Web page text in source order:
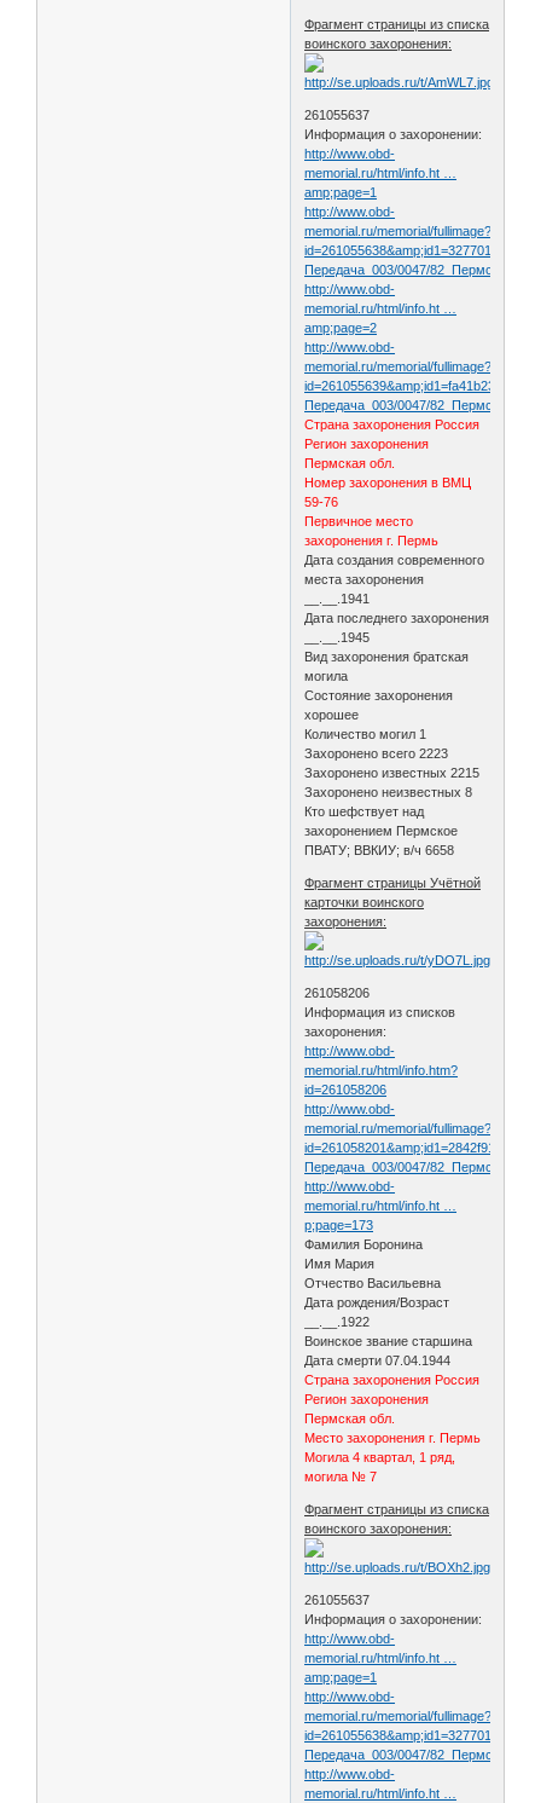
Фрагмент страницы из списка
воинского захоронения:
261055637
Информация о захоронении:
http://www.obd-
memorial.ru/html/info.ht …
amp;page=1
http://www.obd-
memorial.ru/memorial/fullimage?
Передача_003/0047/
http://www.obd-
memorial.ru/html/info.ht …
amp;page=2
http://www.obd-
memorial.ru/memorial/fullimage?
Передача_003/0047/
Страна захоронения Россия
Регион захоронения
Пермская обл.
Номер захоронения в ВМЦ
59-76
Первичное место
захоронения г. Пермь
Дата создания современного
места захоронения
__.__.1941
Дата последнего захоронения
__.__.1945
Вид захоронения братская
могила
Состояние захоронения
хорошее
Количество могил 1
Захоронено всего 2223
Захоронено известных 2215
Захоронено неизвестных 8
Кто шефствует над
захоронением Пермское
ПВАТУ; ВВКИУ; в/ч 6658
Фрагмент страницы Учётной
карточки воинского
захоронения:
261058206
Информация из списков
захоронения:
http://www.obd-
memorial.ru/html/info.htm?
id=261058206
http://www.obd-
memorial.ru/memorial/fullimage?
Передача_003/0047/
http://www.obd-
memorial.ru/html/info.ht …
p;page=173
Фамилия Боронина
Имя Мария
Отчество Васильевна
Дата рождения/Возраст
__.__.1922
Воинское звание старшина
Дата смерти 07.04.1944
Страна захоронения Россия
Регион захоронения
Пермская обл.
Место захоронения г. Пермь
Могила 4 квартал, 1 ряд,
могила № 7
Фрагмент страницы из списка
воинского захоронения:
261055637
Информация о захоронении:
http://www.obd-
memorial.ru/html/info.ht …
amp;page=1
http://www.obd-
memorial.ru/memorial/fullimage?
Передача_003/0047/
http://www.obd-
memorial.ru/html/info.ht …